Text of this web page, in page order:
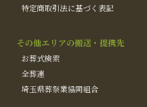
特定商取引法に基づく表記
その他エリアの搬送・提携先
お葬式検索
全葬連
埼玉県葬祭業協同組合